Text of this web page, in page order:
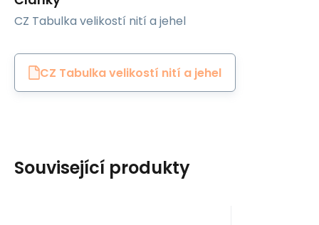
CZ Tabulka velikostí nití a jehel
CZ Tabulka velikostí nití a jehel
Související produkty